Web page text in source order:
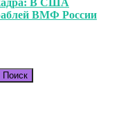
В США
ВМФ России
Поиск